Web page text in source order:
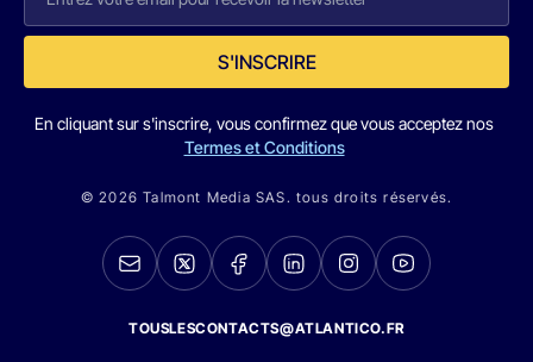
S'INSCRIRE
En cliquant sur s'inscrire, vous confirmez que vous acceptez nos
Termes et Conditions
© 2026 Talmont Media SAS. tous droits réservés.
TOUSLESCONTACTS@ATLANTICO.FR